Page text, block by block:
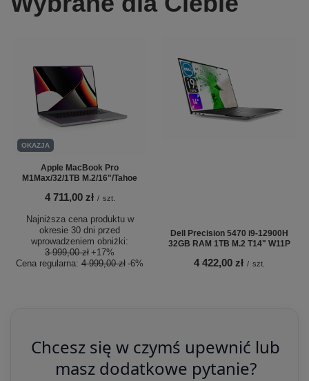
OKAZJA
Apple MacBook Pro
M1Max/32/1TB M.2/16"/Tahoe
4 711,00 zł / szt.
Najniższa cena produktu w
okresie 30 dni przed
wprowadzeniem obniżki:
3 999,00 zł +17%
Cena regularna: 4 999,00 zł -6%
Dell Precision 5470 i9-12900H
32GB RAM 1TB M.2 T14" W11P
4 422,00 zł / szt.
Chcesz się w czymś upewnić lub
masz dodatkowe pytanie?